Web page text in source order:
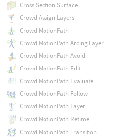
Cross Section Surface
Crowd Assign Layers
Crowd MotionPath
Crowd MotionPath Arcing Layer
Crowd MotionPath Avoid
Crowd MotionPath Edit
Crowd MotionPath Evaluate
Crowd MotionPath Follow
Crowd MotionPath Layer
Crowd MotionPath Retime
Crowd MotionPath Transition